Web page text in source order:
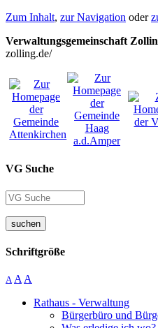
Zum Inhalt, zur Navigation oder
Verwaltungsgemeinschaft
zolling.de/
VG Suche
suchen
Schriftgröße
A A A
Rathaus - Verwaltung
Bürgerbüro und